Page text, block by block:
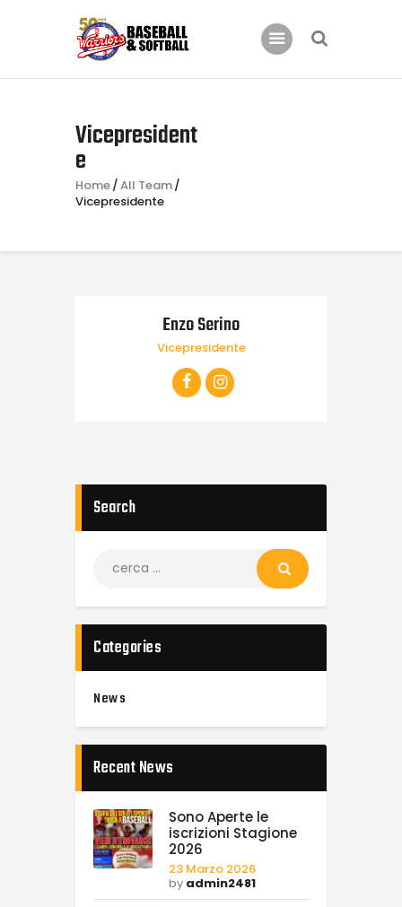
Vicepresident
e
Home All Team
Vicepresidente
Home
B.C. Bari Warriors
News
Eventi
Galleria Warriors
Enzo Serino
Vicepresidente
Search
Categories
News
Recent News
Sono Aperte le
iscrizioni Stagione
2026
23 Marzo 2026
by admin2481